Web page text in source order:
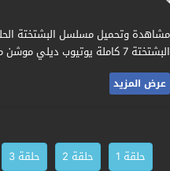
البشتختة 7 كاملة يوتيوب ديلي موشن من إخراج صادق بهبهاني حصريا وقبل الجميع على موقع الافلام العربي الاول اكوام تيوب.
عرض المزيد
حلقة 1 حلقة 2 حلقة 3